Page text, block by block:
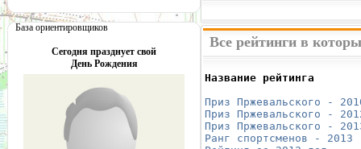
База ориентировщиков
Сегодня празднует свой
День Рождения
Все рейтинги в
Название рейтинга
Приз Пржевальского -
Приз Пржевальского -
Приз Пржевальского -
Ранг спортсменов - 2013